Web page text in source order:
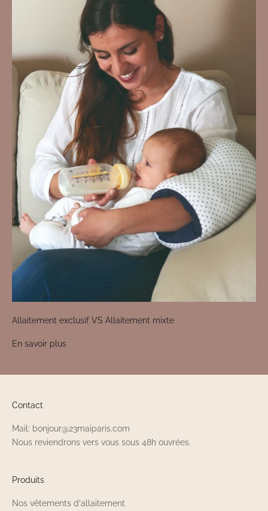
Allaitement exclusif VS Allaitement mixte
En savoir plus
Contact
Mail: bonjour@23maiparis.com
Nous reviendrons vers vous sous 48h ouvrées.
Produits
Nos vêtements d'allaitement